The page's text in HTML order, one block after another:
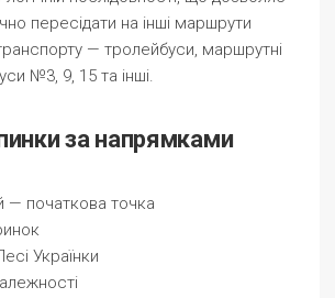
пересідати на інші маршрути
— тролейбуси, маршрутні
№3, 9, 15 та інші.
за напрямками
— початкова точка
Українки